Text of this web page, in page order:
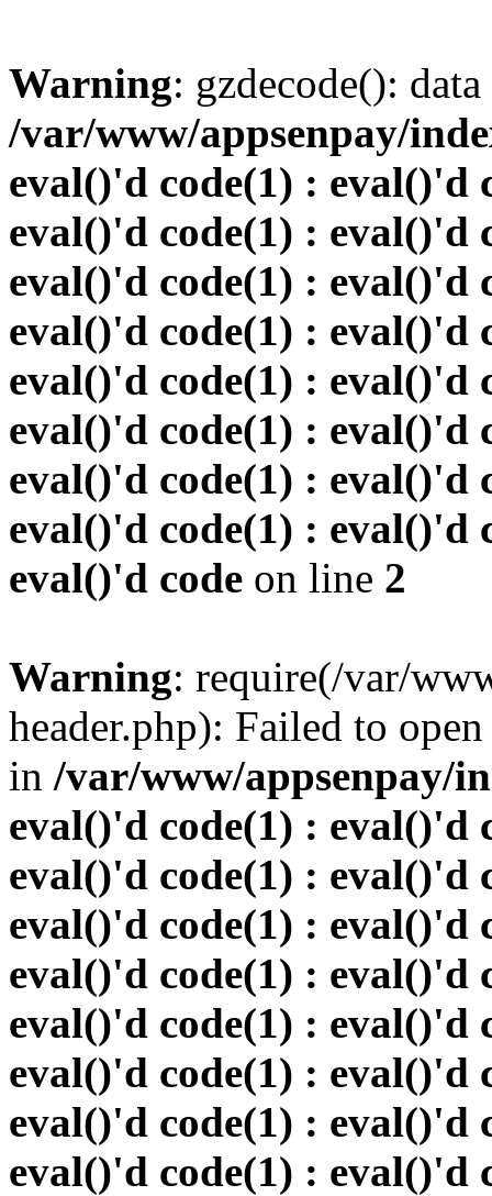
Warning: gzdecode():
/var/www/appsenpay/
eval()'d code(1) : eval()'d
eval()'d code(1) : eval()'d
eval()'d code(1) : eval()'d
eval()'d code(1) : eval()'d
eval()'d code(1) : eval()'d
eval()'d code(1) : eval()'d
eval()'d code(1) : eval()'d
eval()'d code(1) : eval()'d
eval()'d code on line 2
Warning: require(/var/
header.php): Failed to
in /var/www/appsenpay/
eval()'d code(1) : eval()'d
eval()'d code(1) : eval()'d
eval()'d code(1) : eval()'d
eval()'d code(1) : eval()'d
eval()'d code(1) : eval()'d
eval()'d code(1) : eval()'d
eval()'d code(1) : eval()'d
eval()'d code(1) : eval()'d